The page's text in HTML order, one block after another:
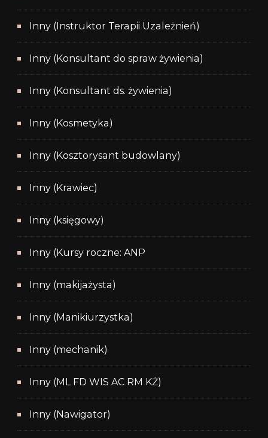
Inny (Instruktor Terapii Uzależnień)
Inny (Konsultant do spraw żywienia)
Inny (Konsultant ds. żywienia)
Inny (Kosmetyka)
Inny (Kosztorysant budowlany)
Inny (Krawiec)
Inny (księgowy)
Inny (Kursy roczne: ANP
Inny (makijażysta)
Inny (Manikiurzystka)
Inny (mechanik)
Inny (ML FD WIS AC RM KŻ)
Inny (Nawigator)